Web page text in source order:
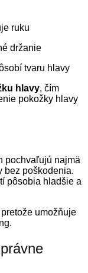
ruku
držanie
tvaru hlavy
hlavy, čím
pokožky hlavy
pochvaľujú najmä
bez poškodenia.
pôsobia hladšie a
umožňuje